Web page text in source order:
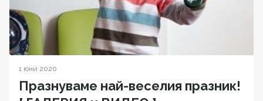
1 юни 2020
Празнуваме най-веселия празник!